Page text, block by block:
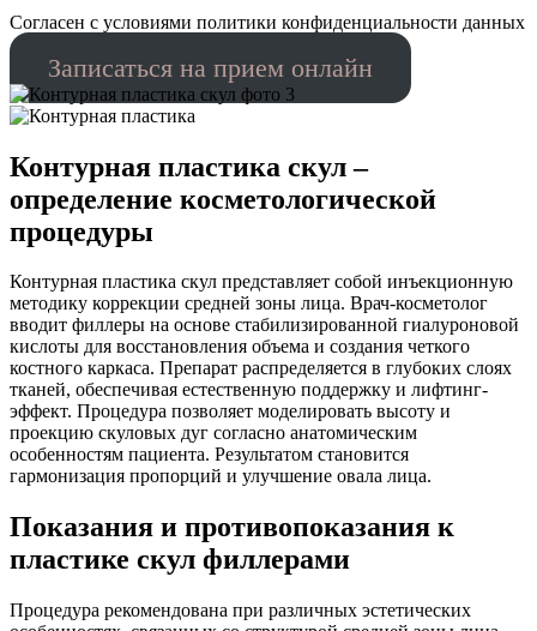
Cогласен с условиями политики конфиденциальности данных
Записаться на прием онлайн
Контурная пластика скул –
определение косметологической
процедуры
Контурная пластика скул представляет собой инъекционную
методику коррекции средней зоны лица. Врач-косметолог
вводит филлеры на основе стабилизированной гиалуроновой
кислоты для восстановления объема и создания четкого
костного каркаса. Препарат распределяется в глубоких слоях
тканей, обеспечивая естественную поддержку и лифтинг-
эффект. Процедура позволяет моделировать высоту и
проекцию скуловых дуг согласно анатомическим
особенностям пациента. Результатом становится
гармонизация пропорций и улучшение овала лица.
Показания и противопоказания к
пластике скул филлерами
Процедура рекомендована при различных эстетических